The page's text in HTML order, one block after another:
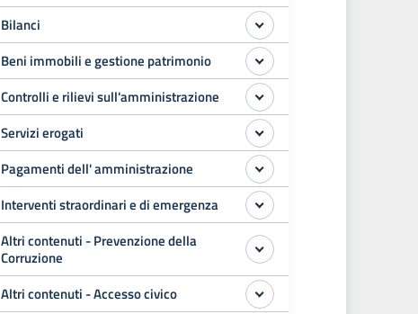
Bilanci
Beni immobili e gestione patrimonio
Controlli e rilievi sull'amministrazione
Servizi erogati
Pagamenti dell' amministrazione
Interventi straordinari e di emergenza
Altri contenuti - Prevenzione della
Corruzione
Altri contenuti - Accesso civico